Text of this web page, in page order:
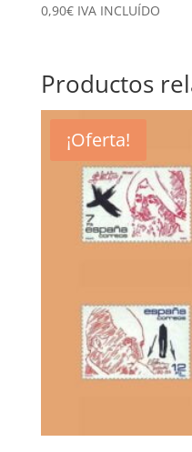
0,90€ IVA INCLUÍDO
Productos
¡Oferta!